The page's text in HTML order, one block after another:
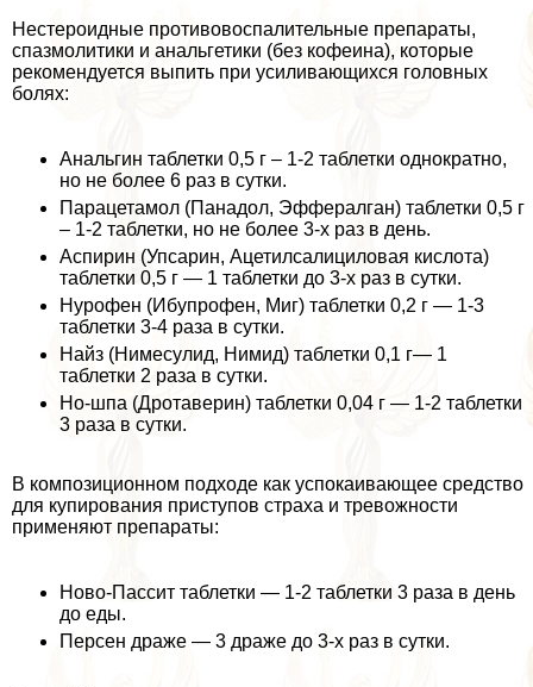
Нестероидные противовоспалительные препараты,
спазмолитики и aнaльгетики (без кофеина), которые
рекомендуется выпить при усиливающихся головных
болях:
Анальгин таблетки 0,5 г – 1-2 таблетки однократно,
но не более 6 раз в сутки.
Парацетамол (Панадол, Эффералган) таблетки 0,5 г
– 1-2 таблетки, но не более 3-х раз в день.
Аспирин (Упсарин, Ацетилсалициловая кислота)
таблетки 0,5 г — 1 таблетки до 3-х раз в сутки.
Нурофен (Ибупрофен, Миг) таблетки 0,2 г — 1-3
таблетки 3-4 раза в сутки.
Найз (Нимесулид, Нимид) таблетки 0,1 г— 1
таблетки 2 раза в сутки.
Но-шпа (Дротаверин) таблетки 0,04 г — 1-2 таблетки
3 раза в сутки.
В композиционном подходе как успокаивающее средство
для купирования приступов стpaxa и тревожности
применяют препараты:
Ново-Пассит таблетки — 1-2 таблетки 3 раза в день
до еды.
Персен драже — 3 драже до 3-х раз в сутки.